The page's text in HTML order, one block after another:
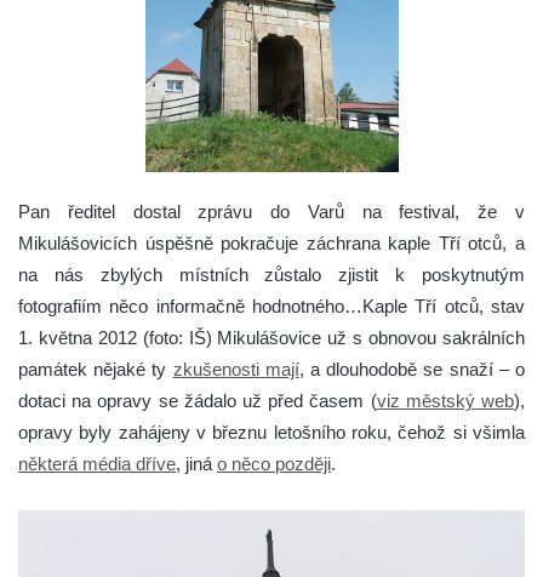
Pan ředitel dostal zprávu do Varů na festival, že v
Mikulášovicích úspěšně pokračuje záchrana kaple Tří otců, a
na nás zbylých místních zůstalo zjistit k poskytnutým
fotografiím něco informačně hodnotného…Kaple Tří otců, stav
1. května 2012 (foto: IŠ) Mikulášovice už s obnovou sakrálních
památek nějaké ty zkušenosti mají, a dlouhodobě se snaží – o
dotaci na opravy se žádalo už před časem (viz městský web),
opravy byly zahájeny v březnu letošního roku, čehož si všimla
některá média dříve, jiná o něco později.